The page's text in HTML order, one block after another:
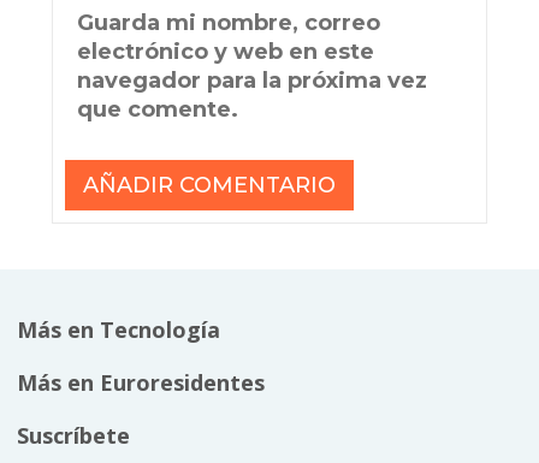
Guarda mi nombre, correo
electrónico y web en este
navegador para la próxima vez
que comente.
Más en Tecnología
Más en Euroresidentes
Suscríbete